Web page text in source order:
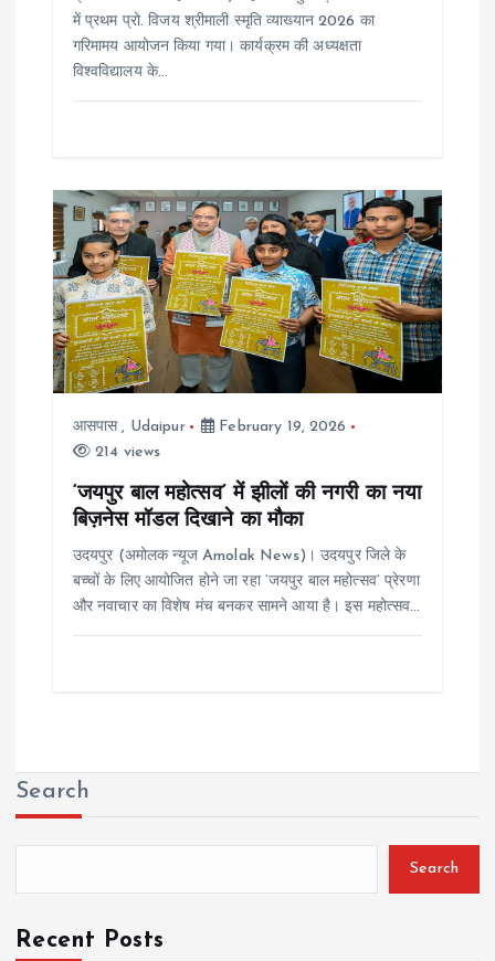
में प्रथम प्रो. विजय श्रीमाली स्मृति व्याख्यान 2026 का
गरिमामय आयोजन किया गया। कार्यक्रम की अध्यक्षता
विश्वविद्यालय के…
आसपास, Udaipur
February 19, 2026
214 views
‘जयपुर बाल महोत्सव’ में झीलों की नगरी का नया
बिज़नेस मॉडल दिखाने का मौका
उदयपुर (अमोलक न्यूज Amolak News)। उदयपुर जिले के
बच्चों के लिए आयोजित होने जा रहा ‘जयपुर बाल महोत्सव’ प्रेरणा
और नवाचार का विशेष मंच बनकर सामने आया है। इस महोत्सव…
Search
Search
Recent Posts